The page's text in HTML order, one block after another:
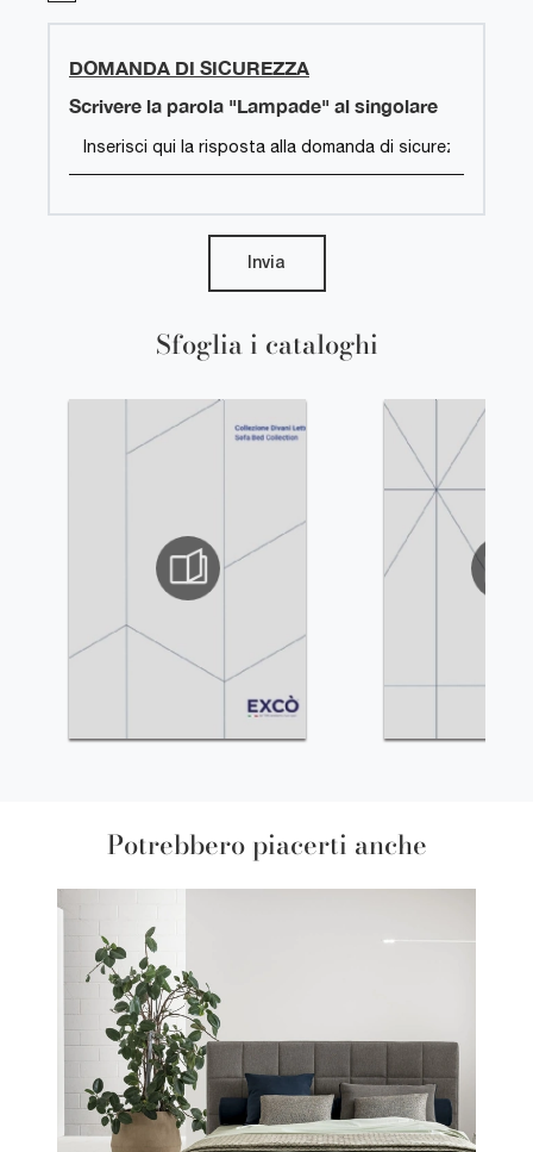
Sfoglia i cataloghi
DOMANDA DI SICUREZZA
Scrivere la parola "Lampade" al singolare
Invia
Potrebbero piacerti anche